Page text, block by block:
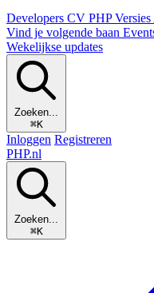
Developers CV PHP Versies
Vind je volgende baan
Wekelijkse updates
Zoeken...
⌘K
Inloggen Registreren
PHP.nl
Zoeken...
⌘K